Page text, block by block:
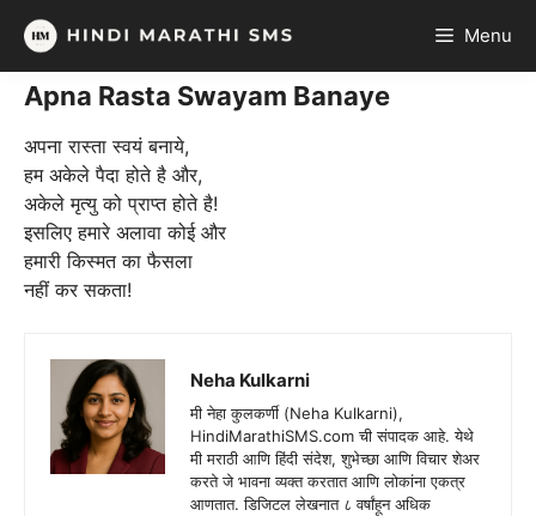
Skip
content
Menu
Apna Rasta Swayam Banaye
अपना रास्ता स्वयं बनाये,
हम अकेले पैदा होते है और,
अकेले मृत्यु को प्राप्त होते है!
इसलिए हमारे अलावा कोई और
हमारी किस्मत का फैसला
नहीं कर सकता!
Neha Kulkarni
मी नेहा कुलकर्णी (Neha Kulkarni),
HindiMarathiSMS.com ची संपादक आहे. येथे
मी मराठी आणि हिंदी संदेश, शुभेच्छा आणि विचार शेअर
करते जे भावना व्यक्त करतात आणि लोकांना एकत्र
आणतात. डिजिटल लेखनात ८ वर्षांहून अधिक